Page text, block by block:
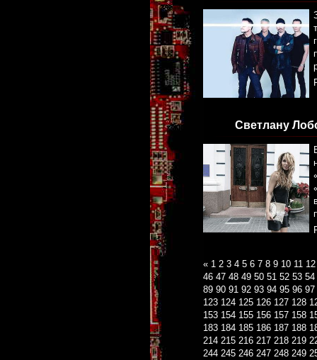
Светлану
« 1 2 3 4 5 6 7 8 9 10 11 12
46 47 48 49 50 51 52 53 54
89 90 91 92 93 94 95 96 97
123 124 125 126 127 128
153 154 155 156 157 158
183 184 185 186 187 188
214 215 216 217 218 219
244 245 246 247 248 249